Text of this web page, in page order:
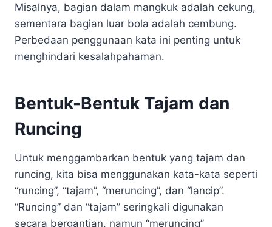
Misalnya, bagian dalam mangkuk adalah cekung,
sementara bagian luar bola adalah cembung.
Perbedaan penggunaan kata ini penting untuk
menghindari kesalahpahaman.
Bentuk-Bentuk Tajam dan
Runcing
Untuk menggambarkan bentuk yang tajam dan
runcing, kita bisa menggunakan kata-kata seperti
“runcing”, “tajam”, “meruncing”, dan “lancip”.
“Runcing” dan “tajam” seringkali digunakan
secara bergantian, namun “meruncing”